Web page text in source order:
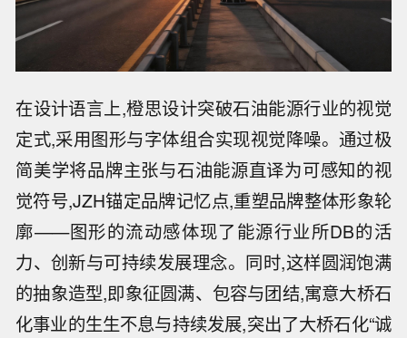
在设计语言上,橙思设计突破石油能源行业的视觉
定式,采用图形与字体组合实现视觉降噪。通过极
简美学将品牌主张与石油能源直译为可感知的视
觉符号,JZH锚定品牌记忆点,重塑品牌整体形象轮
廓——图形的流动感体现了能源行业所DB的活
力、创新与可持续发展理念。同时,这样圆润饱满
的抽象造型,即象征圆满、包容与团结,寓意大桥石
化事业的生生不息与持续发展,突出了大桥石化“诚